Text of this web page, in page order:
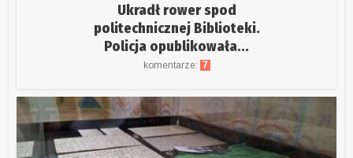
Ukradł rower spod
politechnicznej Biblioteki.
Policja opublikowała...
komentarze: 7